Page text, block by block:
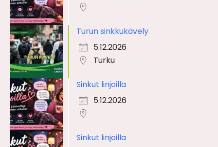
Turun sinkkukävely
5.12.2026
Turku
Sinkut linjoilla
5.12.2026
Sinkut linjoilla